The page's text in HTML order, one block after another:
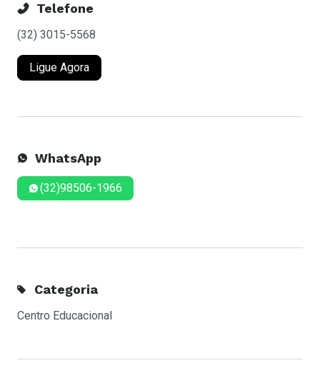
Telefone
(32) 3015-5568
Ligue Agora
WhatsApp
(32)98506-1966
Categoria
Centro Educacional